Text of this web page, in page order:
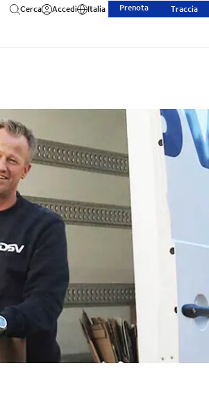
Cerca Accedi Italia Prenota Traccia